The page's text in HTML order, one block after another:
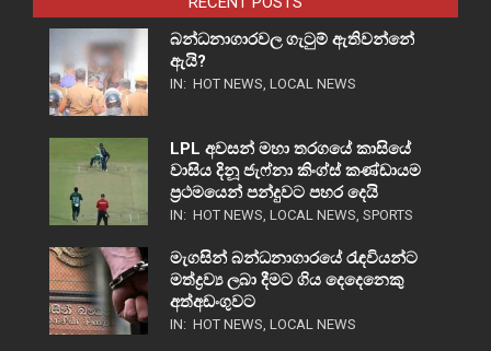
බන්ධනාගාරවල ගැටුම් ඇතිවන්නේ
ඇයි?
IN: HOT NEWS, LOCAL NEWS
LPL අවසන් මහා තරගයේ කාසියේ
වාසිය දිනූ ජැෆ්නා කිංග්ස් කණ්ඩායම
ප්‍රථමයෙන් පන්දුවට පහර දෙයි
IN: HOT NEWS, LOCAL NEWS, SPORTS
මැගසින් බන්ධනාගාරයේ රැඳවියන්ට
මත්ද්‍රව්‍ය ලබා දීමට ගිය දෙදෙනෙකු
අත්අඩංගුවට
IN: HOT NEWS, LOCAL NEWS